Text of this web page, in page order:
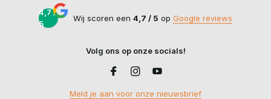
4,7 /
5
Wij scoren een 4,7 / 5 op Google reviews
Volg ons op onze socials!
Meld je aan voor onze nieuwsbrief